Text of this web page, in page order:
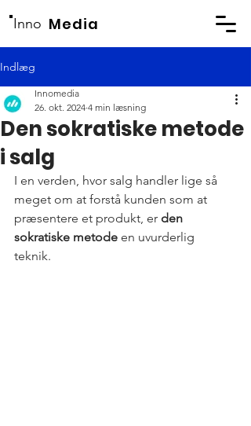
Inno Media
Indlæg
Den sokratiske metode
i salg
Innomedia
26. okt. 2024 4 min læsning
I en verden, hvor salg handler lige så
meget om at forstå kunden som at
præsentere et produkt, er den
sokratiske metode en uvurderlig
teknik.